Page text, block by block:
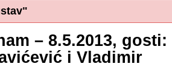
– 8.5.2013, gosti:
i Vladimir